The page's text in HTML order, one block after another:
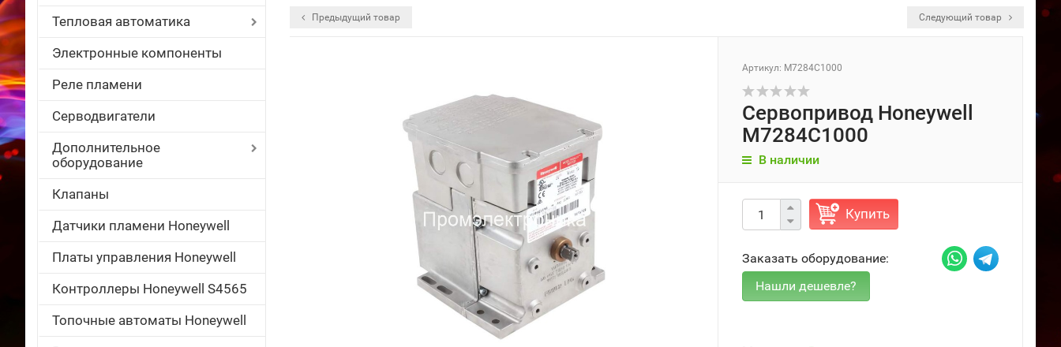
Тепловая автоматика
Электронные компоненты
Реле пламени
Серводвигатели
Дополнительное
оборудование
Клапаны
Датчики пламени Honeywell
Платы управления Honeywell
Контроллеры Honeywell S4565
Топочные автоматы Honeywell
Предыдущий товар Следующий товар
Артикул: M7284C1000
Сервопривод Honeywell
M7284C1000
В наличии
Купить
Заказать оборудование: